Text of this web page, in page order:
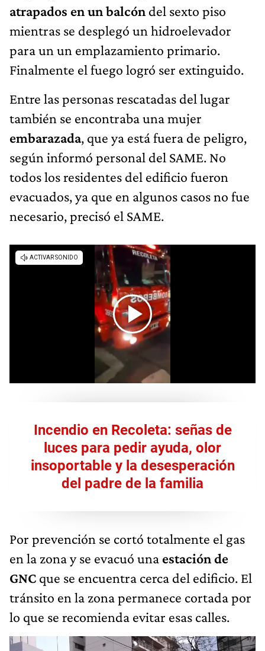
atrapados en un balcón del sexto piso
mientras se desplegó un hidroelevador
para un un emplazamiento primario.
Finalmente el fuego logró ser extinguido.
Entre las personas rescatadas del lugar
también se encontraba una mujer
embarazada, que ya está fuera de peligro,
según informó personal del SAME. No
todos los residentes del edificio fueron
evacuados, ya que en algunos casos no fue
necesario, precisó el SAME.
Incendio en Recoleta: señas de
luces para pedir ayuda, olor
insoportable y la desesperación
del padre de la familia
Por prevención se cortó totalmente el gas
en la zona y se evacuó una estación de
GNC que se encuentra cerca del edificio. El
tránsito en la zona permanece cortada por
lo que se recomienda evitar esas calles.